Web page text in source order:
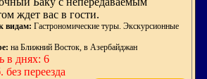
ждет вас в гости.
видам: Гастрономические туры. Экскурсионные
на Ближний Восток, в Азербайджан
в днях: 6
переезда